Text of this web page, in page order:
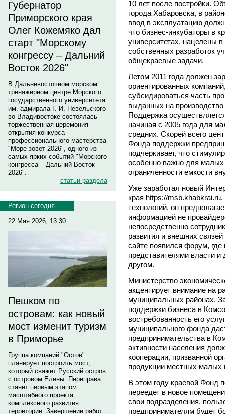
Губернатор
Приморского края
Олег Кожемяко дал
старт "Морскому
конгрессу – Дальний
Восток 2026"
В Дальневосточном морском
тренажерном центре Морского
государственного университета
им. адмирала Г. И. Невельского
во Владивостоке состоялась
торжественная церемония
открытия конкурса
профессионального мастерства
"Море зовет 2026", одного из
самых ярких событий "Морского
конгресса – Дальний Восток
2026".
статьи раздела
Регион сегодня
22 Мая 2026, 13:30
Пешком по
островам: как новый
мост изменит туризм
в Приморье
Группа компаний "Остов"
планирует построить мост,
который свяжет Русский остров
с островом Елены. Переправа
станет первым этапом
масштабного проекта
комплексного развития
территории. Завершение работ
10 лет после постройки.
города Хабаровска, в
ввод в эксплуатацию
что бизнес-инкубаторы в
университетах, нацелены
собственных разработок
общекраевые задачи.
Летом 2011 года должен
ориентированных
субсидироваться часть
выданных на производство
Поддержка
начиная с 2005 года для
средних. Скорей всего
Фонда поддержки
подчеркивает, что
особенно важно для
ограниченности емкости
Уже заработал новый
края https://
технологий, он
информацией не
непосредственно
развития и внешних
сайте появился форум,
представителями власти
другом.
Министерство
акцентирует внимание на
муниципальных районах.
поддержки бизнеса в
востребованность его
муниципального фонда
предпринимательства в
активности населения
кооперации, призванной
продукции местных малых
В этом году краевой Фонд
переедет в новое
свои подразделения,
предпринимателям будет